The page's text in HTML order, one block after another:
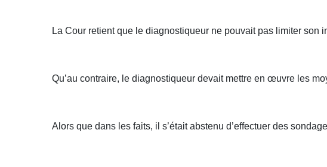
La Cour retient que le diagnostiqueur ne pouvait pas limiter son
Qu’au contraire, le diagnostiqueur devait mettre en œuvre les
Alors que dans les faits, il s’était abstenu d’effectuer des